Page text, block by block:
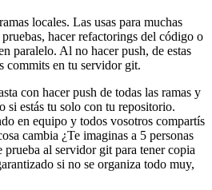
locales. Las usas para muchas
hacer refactorings del código o
paralelo. Al no hacer push, de estas
commits en tu servidor git.
con hacer push de todas las ramas y
si estás tu solo con tu repositorio.
en equipo y todos vosotros compartís
cambia ¿Te imaginas a 5 personas
prueba al servidor git para tener copia
si no se organiza todo muy,